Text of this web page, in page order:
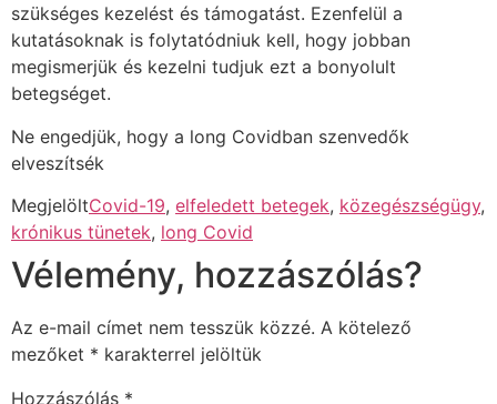
szükséges kezelést és támogatást. Ezenfelül a
kutatásoknak is folytatódniuk kell, hogy jobban
megismerjük és kezelni tudjuk ezt a bonyolult
betegséget.
Ne engedjük, hogy a long Covidban szenvedők
elveszítsék
MegjelöltCovid-19, elfeledett betegek, közegészségügy,
krónikus tünetek, long Covid
Vélemény, hozzászólás?
Az e-mail címet nem tesszük közzé. A kötelező
mezőket * karakterrel jelöltük
Hozzászólás *